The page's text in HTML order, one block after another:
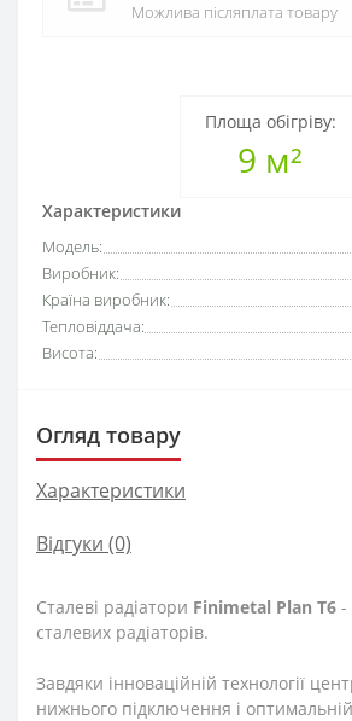
Площа обігріву:
9 м²
Характеристики
Модель:
Виробник:
Країна виробник:
Тепловіддача:
Висота:
Можлива післяплата товару
Огляд товару
Характеристики
Відгуки (0)
Сталеві радіатори Finimetal Plan T6 -
сталевих радіаторів.
Завдяки інноваційній технології
нижнього підключення і оптимальній